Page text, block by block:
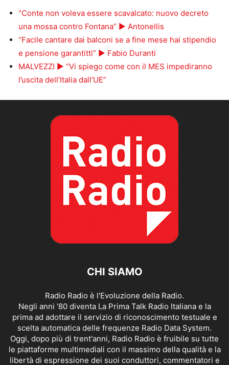
“Conte non voleva essere scavalcato: nuovo decreto
una mossa contro Fontana” ► Antonellis
“Facile cantare dai balconi se a fine mese hai stipendio
e pensione garantitti” ► Fabio Duranti
MALVEZZI ► “Vi spiego come con il MES impediranno
l’uscita dell’Italia dall’UE”
CHI SIAMO
Radio Radio è l'Evoluzione della Radio.
Negli anni '80 diventa La Prima Talk Radio Italiana e la
prima ad adottare il servizio di riconoscimento testuale e
scelta automatica delle frequenze Radio Data System.
Oggi, dopo più di trent'anni, Radio Radio è fruibile su tutte
le piattaforme multimediali con il massimo della qualità e la
libertà di espressione dei suoi conduttori, commentatori e